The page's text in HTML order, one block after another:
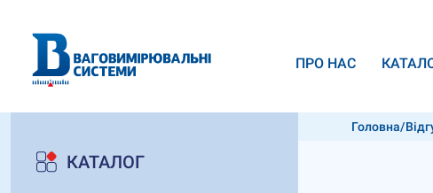
ПРО НАС
КАТАЛОГ
Головна/